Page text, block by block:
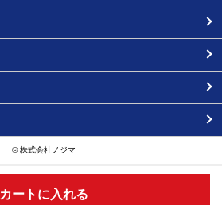
カートに入れる
© 株式会社ノジマ